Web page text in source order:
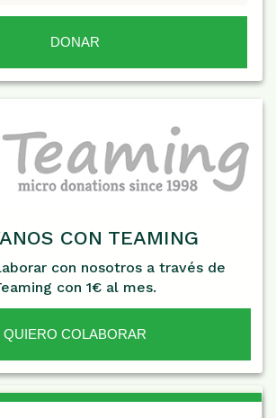
CON TEAMING
con nosotros a través de
con 1€ al mes.
QUIERO COLABORAR